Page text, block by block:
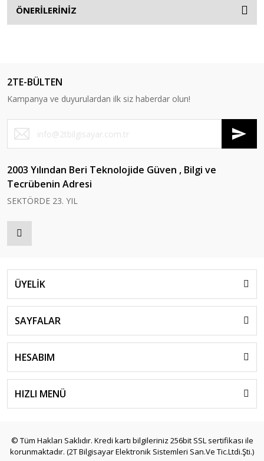
ÖNERİLERİNİZ
2TE-BÜLTEN
Kampanya ve duyurulardan ilk siz haberdar olun!
2003 Yılından Beri Teknolojide Güven , Bilgi ve
Tecrübenin Adresi
SEKTÖRDE 23. YIL
ÜYELİK
SAYFALAR
HESABIM
HIZLI MENÜ
© Tüm Hakları Saklıdır. Kredi kartı bilgileriniz 256bit SSL sertifikası ile
korunmaktadır. (2T Bilgisayar Elektronik Sistemleri San.Ve Tic.Ltdi.Şti.)